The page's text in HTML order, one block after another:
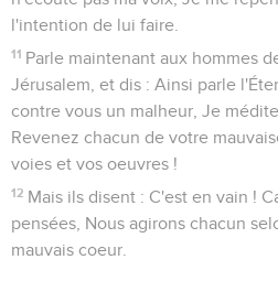
l'intention de lui faire.
11 Parle maintenant aux hommes
Jérusalem, et dis : Ainsi parle
contre vous un malheur, Je
Revenez chacun de votre
voies et vos oeuvres !
12 Mais ils disent : C'est en vain !
pensées, Nous agirons chacun
mauvais coeur.